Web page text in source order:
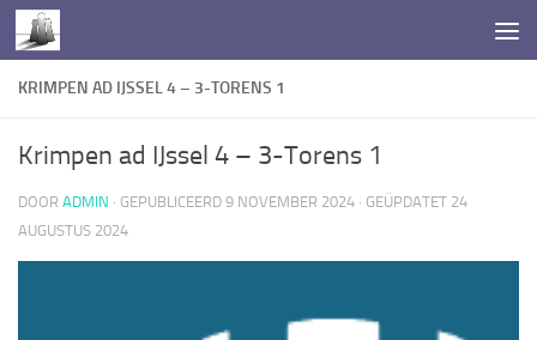
Doorgaan naar inhoud
KRIMPEN AD IJSSEL 4 – 3-TORENS 1
Krimpen ad IJssel 4 – 3-Torens 1
DOOR ADMIN · GEPUBLICEERD 9 NOVEMBER 2024 · GEÜPDATET 24
AUGUSTUS 2024